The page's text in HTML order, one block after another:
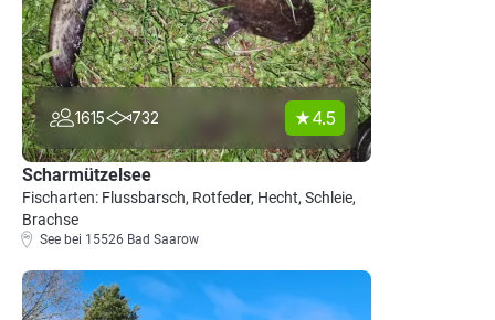
1615 732 4.5
Scharmützelsee
Fischarten: Flussbarsch, Rotfeder, Hecht, Schleie,
Brachse
See bei 15526 Bad Saarow